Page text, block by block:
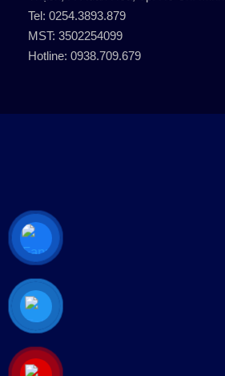
Tel: 0254.3893.879
MST: 3502254099
Hotline: 0938.709.679